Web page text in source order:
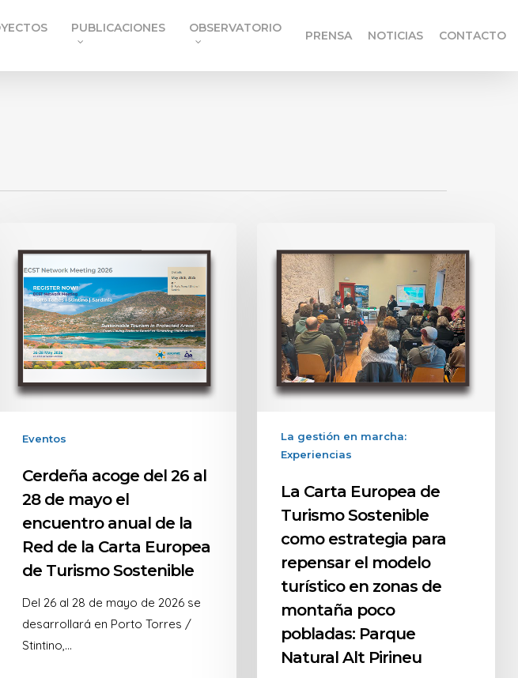
PUBLICACIONES OBSERVATORIO
PRENSA NOTICIAS CONTACTO
Eventos
Cerdeña acoge del 26 al
28 de mayo el
encuentro anual de la
Red de la Carta Europea
de Turismo Sostenible
Del 26 al 28 de mayo de 2026 se
desarrollará en Porto Torres /
Stintino,…
La gestión en marcha:
Experiencias
La Carta Europea de
Turismo Sostenible
como estrategia para
repensar el modelo
turístico en zonas de
montaña poco
pobladas: Parque
Natural Alt Pirineu